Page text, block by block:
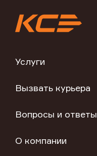
Услуги
Вызвать курьера
Вопросы и ответы
О компании